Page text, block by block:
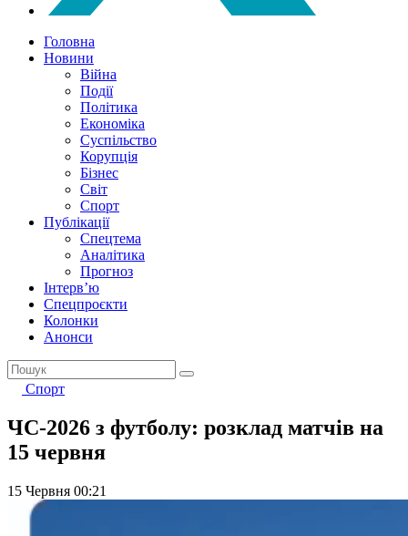
Головна
Новини
Війна
Події
Політика
Економіка
Суспільство
Корупція
Бізнес
Світ
Спорт
Публікації
Спецтема
Аналітика
Прогноз
Інтерв’ю
Спецпроєкти
Колонки
Анонси
Спорт
ЧС-2026 з футболу: розклад матчів на
15 червня
15 Червня 00:21